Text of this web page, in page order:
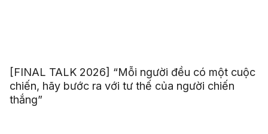
[FINAL TALK 2026] “Mỗi người đều có một cuộc
chiến, hãy bước ra với tư thế của người chiến
thắng”